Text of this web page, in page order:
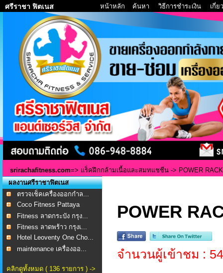
ศรีราชา ฟิตเนส หน้าหลัก ค้นหา วิธีการชำระเงิน เกี่ย
srirachafitness.com=> แร็คฝึกกล้ามเนื้อและสมทแชชีน -> POWER
ผลงานศรีราชาฟิตเนส
ตรวจเช็คเครื่องออกกำล...
Coco Fitness Pattaya
Fitness ลาดกระบัง กรุง...
Fitness ลาดพร้าว กรุงเ...
Hotel Leoventy One Cho...
maintenance เครื่องออ...
คลิกดูทั้งหมด ( 136 รายการ ) ->
POWER
จำนวนผู้เข้าชม :